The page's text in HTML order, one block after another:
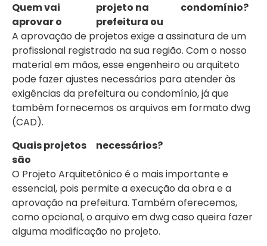
Quem vai
aprovar o
projeto na
prefeitura ou
condomínio?
A aprovação de projetos exige a assinatura de um
profissional registrado na sua região. Com o nosso
material em mãos, esse engenheiro ou arquiteto
pode fazer ajustes necessários para atender às
exigências da prefeitura ou condomínio, já que
também fornecemos os arquivos em formato dwg
(CAD).
Quais projetos
são
necessários?
O Projeto Arquitetônico é o mais importante e
essencial, pois permite a execução da obra e a
aprovação na prefeitura. Também oferecemos,
como opcional, o arquivo em dwg caso queira fazer
alguma modificação no projeto.